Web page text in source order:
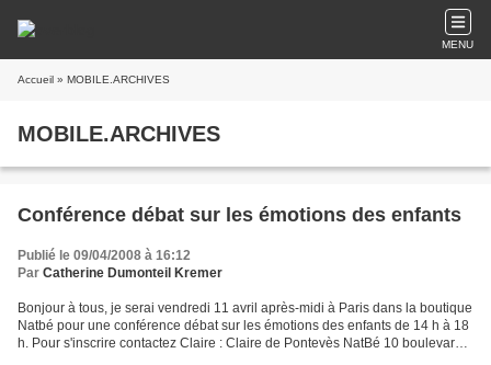
MENU
Accueil » MOBILE.ARCHIVES
MOBILE.ARCHIVES
Conférence débat sur les émotions des enfants
Publié le 09/04/2008 à 16:12
Par Catherine Dumonteil Kremer
Bonjour à tous, je serai vendredi 11 avril après-midi à Paris dans la boutique
Natbé pour une conférence débat sur les émotions des enfants de 14 h à 18
h. Pour s'inscrire contactez Claire : Claire de Pontevès NatBé 10 boulevard